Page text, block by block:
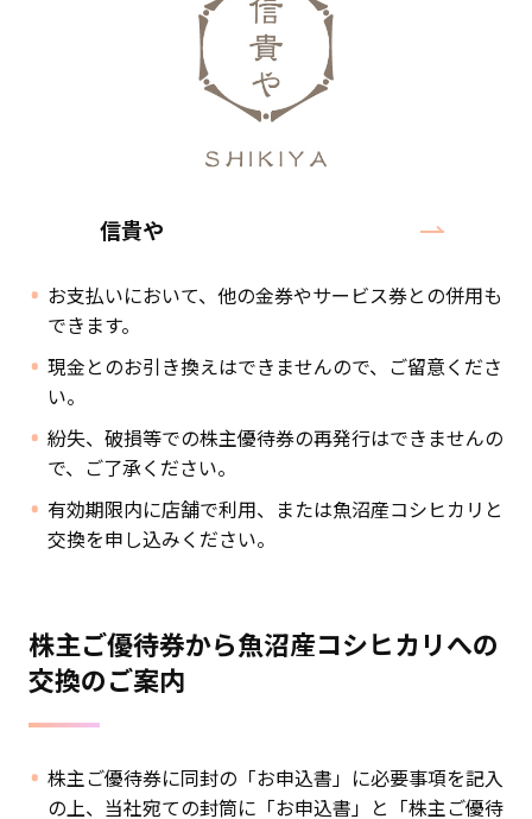
信貴や
お支払いにおいて、他の金券やサービス券との併用も
できます。
現金とのお引き換えはできませんので、ご留意くださ
い。
紛失、破損等での株主優待券の再発行はできませんの
で、ご了承ください。
有効期限内に店舗で利用、または魚沼産コシヒカリと
交換を申し込みください。
株主ご優待券から魚沼産コシヒカリへの
交換のご案内
株主ご優待券に同封の「お申込書」に必要事項を記入
の上、当社宛ての封筒に「お申込書」と「株主ご優待